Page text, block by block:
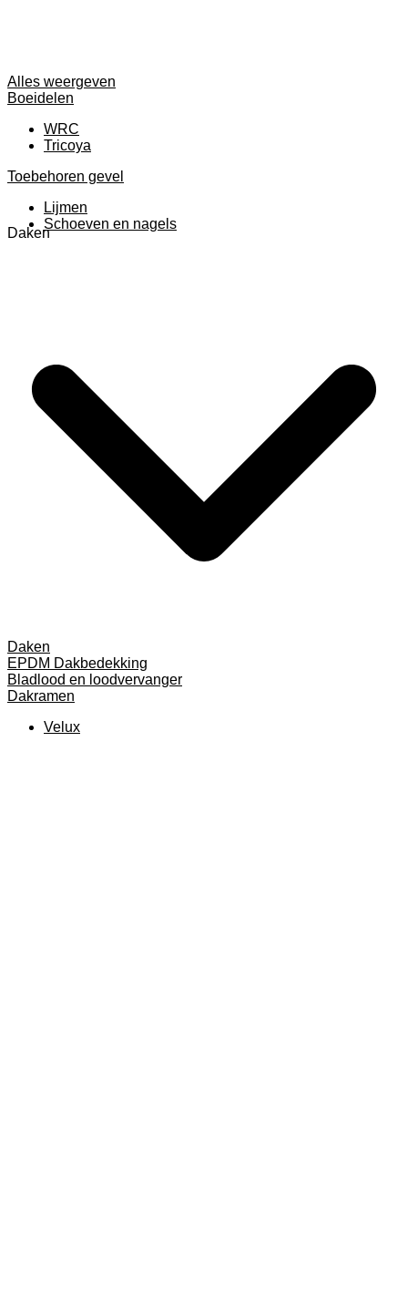
Alles weergeven
Boeidelen
WRC
Tricoya
Toebehoren gevel
Lijmen
Schoeven en nagels
Daken
Daken
EPDM Dakbedekking
Bladlood en loodvervanger
Dakramen
Velux